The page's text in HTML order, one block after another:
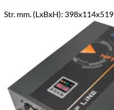
Str. mm. (LxBxH): 398x114x519